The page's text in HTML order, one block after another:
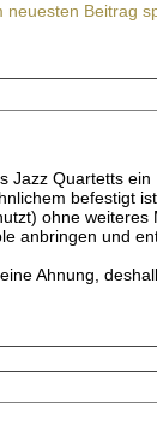
neuesten Beitrag
Jazz Quartetts
befestigt
ohne
anbringen und
Ahnung,